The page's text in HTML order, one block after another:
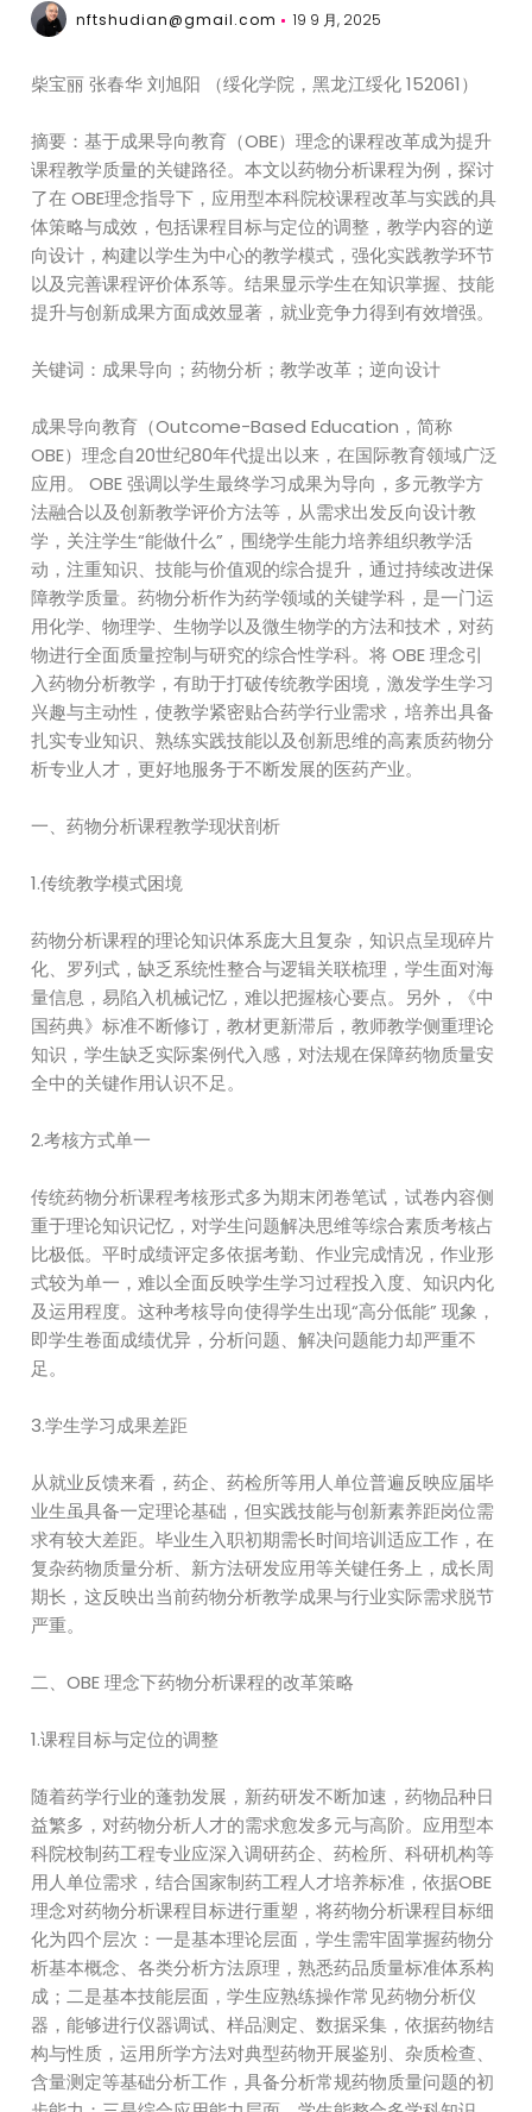
nftshudian@gmail.com 19 9 月, 2025
柴宝丽 张春华 刘旭阳 （绥化学院，黑龙江绥化 152061）
摘要：基于成果导向教育（OBE）理念的课程改革成为提升
课程教学质量的关键路径。本文以药物分析课程为例，探讨
了在 OBE理念指导下，应用型本科院校课程改革与实践的具
体策略与成效，包括课程目标与定位的调整，教学内容的逆
向设计，构建以学生为中心的教学模式，强化实践教学环节
以及完善课程评价体系等。结果显示学生在知识掌握、技能
提升与创新成果方面成效显著，就业竞争力得到有效增强。
关键词：成果导向；药物分析；教学改革；逆向设计
成果导向教育（Outcome-Based Education，简称
OBE）理念自20世纪80年代提出以来，在国际教育领域广泛
应用。 OBE 强调以学生最终学习成果为导向，多元教学方
法融合以及创新教学评价方法等，从需求出发反向设计教
学，关注学生“能做什么”，围绕学生能力培养组织教学活
动，注重知识、技能与价值观的综合提升，通过持续改进保
障教学质量。药物分析作为药学领域的关键学科，是一门运
用化学、物理学、生物学以及微生物学的方法和技术，对药
物进行全面质量控制与研究的综合性学科。将 OBE 理念引
入药物分析教学，有助于打破传统教学困境，激发学生学习
兴趣与主动性，使教学紧密贴合药学行业需求，培养出具备
扎实专业知识、熟练实践技能以及创新思维的高素质药物分
析专业人才，更好地服务于不断发展的医药产业。
一、药物分析课程教学现状剖析
1.传统教学模式困境
药物分析课程的理论知识体系庞大且复杂，知识点呈现碎片
化、罗列式，缺乏系统性整合与逻辑关联梳理，学生面对海
量信息，易陷入机械记忆，难以把握核心要点。另外，《中
国药典》标准不断修订，教材更新滞后，教师教学侧重理论
知识，学生缺乏实际案例代入感，对法规在保障药物质量安
全中的关键作用认识不足。
2.考核方式单一
传统药物分析课程考核形式多为期末闭卷笔试，试卷内容侧
重于理论知识记忆，对学生问题解决思维等综合素质考核占
比极低。平时成绩评定多依据考勤、作业完成情况，作业形
式较为单一，难以全面反映学生学习过程投入度、知识内化
及运用程度。这种考核导向使得学生出现“高分低能” 现象，
即学生卷面成绩优异，分析问题、解决问题能力却严重不
足。
3.学生学习成果差距
从就业反馈来看，药企、药检所等用人单位普遍反映应届毕
业生虽具备一定理论基础，但实践技能与创新素养距岗位需
求有较大差距。毕业生入职初期需长时间培训适应工作，在
复杂药物质量分析、新方法研发应用等关键任务上，成长周
期长，这反映出当前药物分析教学成果与行业实际需求脱节
严重。
二、OBE 理念下药物分析课程的改革策略
1.课程目标与定位的调整
随着药学行业的蓬勃发展，新药研发不断加速，药物品种日
益繁多，对药物分析人才的需求愈发多元与高阶。应用型本
科院校制药工程专业应深入调研药企、药检所、科研机构等
用人单位需求，结合国家制药工程人才培养标准，依据OBE
理念对药物分析课程目标进行重塑，将药物分析课程目标细
化为四个层次：一是基本理论层面，学生需牢固掌握药物分
析基本概念、各类分析方法原理，熟悉药品质量标准体系构
成；二是基本技能层面，学生应熟练操作常见药物分析仪
器，能够进行仪器调试、样品测定、数据采集，依据药物结
构与性质，运用所学方法对典型药物开展鉴别、杂质检查、
含量测定等基础分析工作，具备分析常规药物质量问题的初